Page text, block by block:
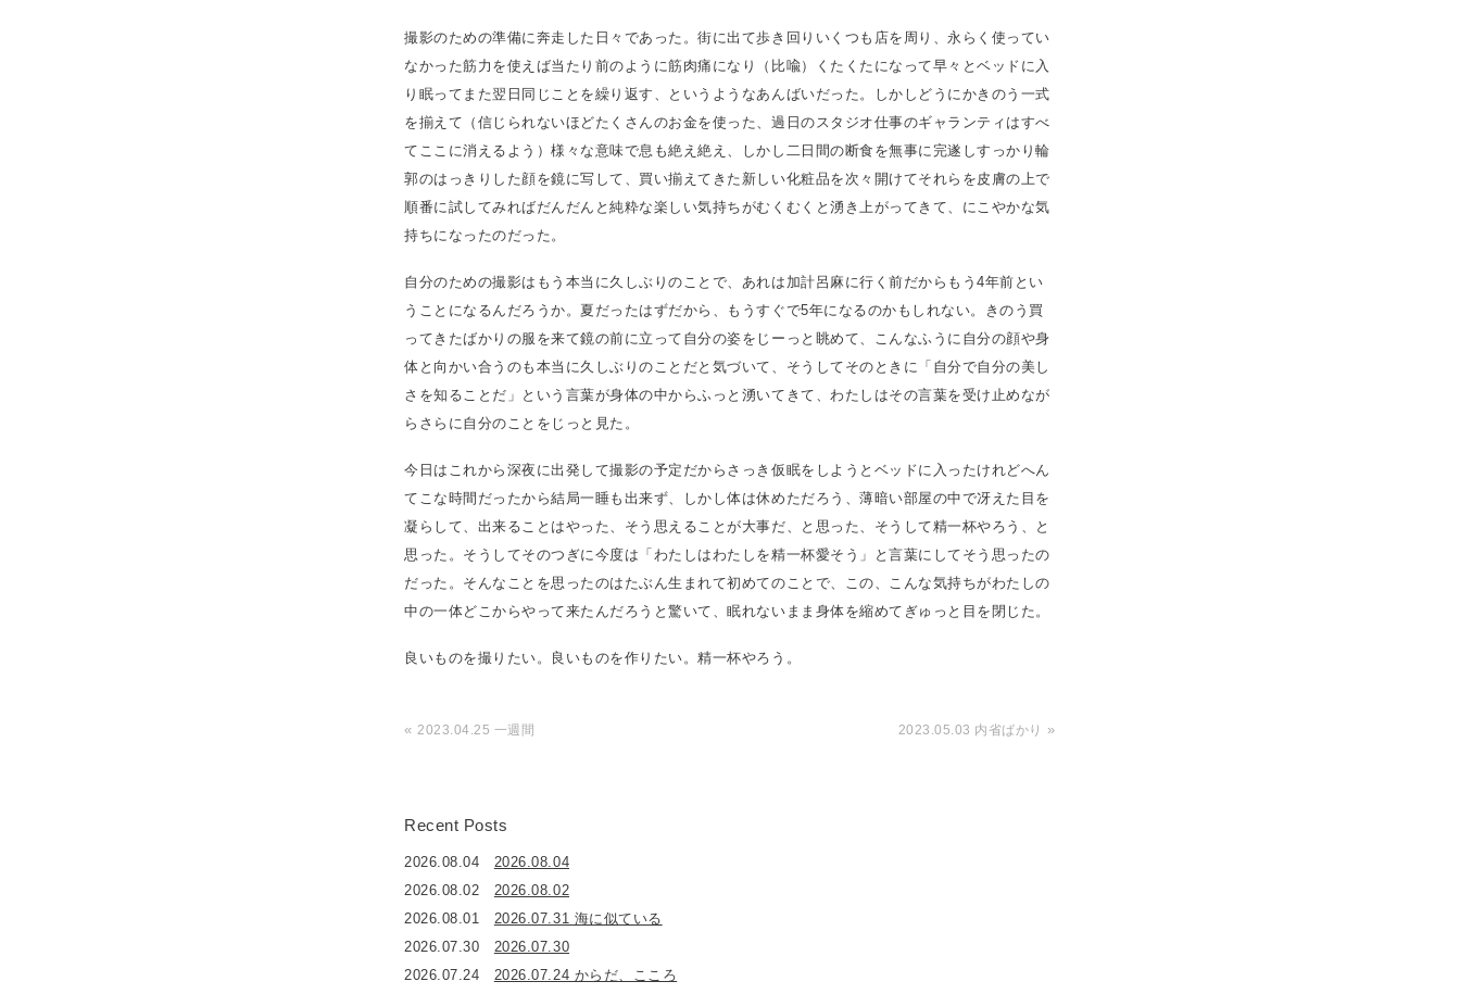
撮影のための準備に奔走した日々であった。街に出て歩き回りいくつも店を周り、永らく使ってい
なかった筋力を使えば当たり前のように筋肉痛になり（比喩）くたくたになって早々とベッドに入
り眠ってまた翌日同じことを繰り返す、というようなあんばいだった。しかしどうにかきのう一式
を揃えて（信じられないほどたくさんのお金を使った、過日のスタジオ仕事のギャランティはすべ
てここに消えるよう）様々な意味で息も絶え絶え、しかし二日間の断食を無事に完遂しすっかり輪
郭のはっきりした顔を鏡に写して、買い揃えてきた新しい化粧品を次々開けてそれらを皮膚の上で
順番に試してみればだんだんと純粋な楽しい気持ちがむくむくと湧き上がってきて、にこやかな気
持ちになったのだった。
自分のための撮影はもう本当に久しぶりのことで、あれは加計呂麻に行く前だからもう4年前とい
うことになるんだろうか。夏だったはずだから、もうすぐで5年になるのかもしれない。きのう買
ってきたばかりの服を来て鏡の前に立って自分の姿をじーっと眺めて、こんなふうに自分の顔や身
体と向かい合うのも本当に久しぶりのことだと気づいて、そうしてそのときに「自分で自分の美し
さを知ることだ」という言葉が身体の中からふっと湧いてきて、わたしはその言葉を受け止めなが
らさらに自分のことをじっと見た。
今日はこれから深夜に出発して撮影の予定だからさっき仮眠をしようとベッドに入ったけれどへん
てこな時間だったから結局一睡も出来ず、しかし体は休めただろう、薄暗い部屋の中で冴えた目を
凝らして、出来ることはやった、そう思えることが大事だ、と思った、そうして精一杯やろう、と
思った。そうしてそのつぎに今度は「わたしはわたしを精一杯愛そう」と言葉にしてそう思ったの
だった。そんなことを思ったのはたぶん生まれて初めてのことで、この、こんな気持ちがわたしの
中の一体どこからやって来たんだろうと驚いて、眠れないまま身体を縮めてぎゅっと目を閉じた。
良いものを撮りたい。良いものを作りたい。精一杯やろう。
« 2023.04.25 一週間 2023.05.03 内省ばかり »
Recent Posts
2026.08.04
2026.08.04
2026.08.02
2026.08.02
2026.08.01
2026.07.31 海に似ている
2026.07.30
2026.07.30
2026.07.24
2026.07.24 からだ、こころ